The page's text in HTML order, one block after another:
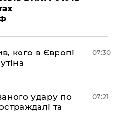
кого в Європі
07:30
удару по
та
07:21